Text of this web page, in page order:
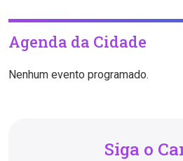
Agenda da Cidade
Nenhum evento programado.
Siga o